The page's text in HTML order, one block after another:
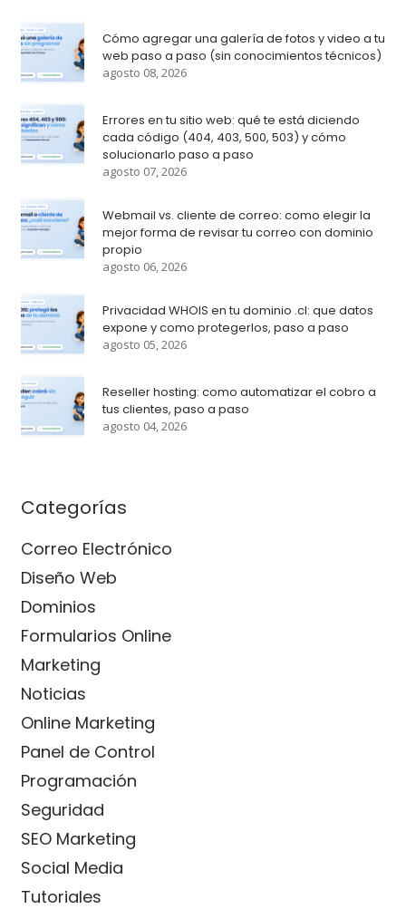
Cómo agregar una galería de fotos y video a tu
web paso a paso (sin conocimientos técnicos)
agosto 08, 2026
Errores en tu sitio web: qué te está diciendo
cada código (404, 403, 500, 503) y cómo
solucionarlo paso a paso
agosto 07, 2026
Webmail vs. cliente de correo: como elegir la
mejor forma de revisar tu correo con dominio
propio
agosto 06, 2026
Privacidad WHOIS en tu dominio .cl: que datos
expone y como protegerlos, paso a paso
agosto 05, 2026
Reseller hosting: como automatizar el cobro a
tus clientes, paso a paso
agosto 04, 2026
Categorías
Correo Electrónico
Diseño Web
Dominios
Formularios Online
Marketing
Noticias
Online Marketing
Panel de Control
Programación
Seguridad
SEO Marketing
Social Media
Tutoriales